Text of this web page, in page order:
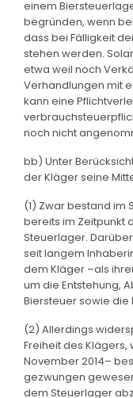
einem
begründen, wenn
dass bei Fälligkeit
stehen werden.
etwa weil noch
Verhandlungen mit
kann eine
noch nicht
bb) Unter
der Kläger seine
(1) Zwar bestand im
bereits im Zeitpunkt
Steuerlager.
seit langem
dem Kläger –als
um die Entstehung,
Biersteuer sowie die
(2) Allerdings
Freiheit des
November 2014–
gezwungen
dem Steuerlager